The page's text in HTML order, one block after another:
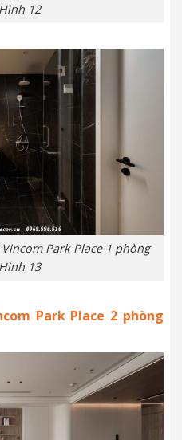
12
Park Place 1 phòng
13
Park Place 2 phòng